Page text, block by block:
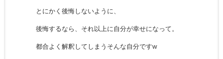
とにかく後悔しないように、
後悔するなら、それ以上に自分が幸せになって。
都合よく解釈してしまうそんな自分ですw